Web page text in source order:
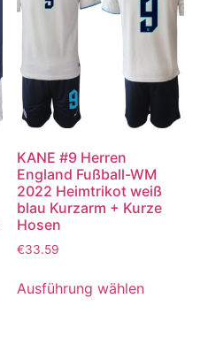
KANE #9 Herren
England Fußball-WM
2022 Heimtrikot weiß
blau Kurzarm + Kurze
Hosen
€33.59
Ausführung wählen